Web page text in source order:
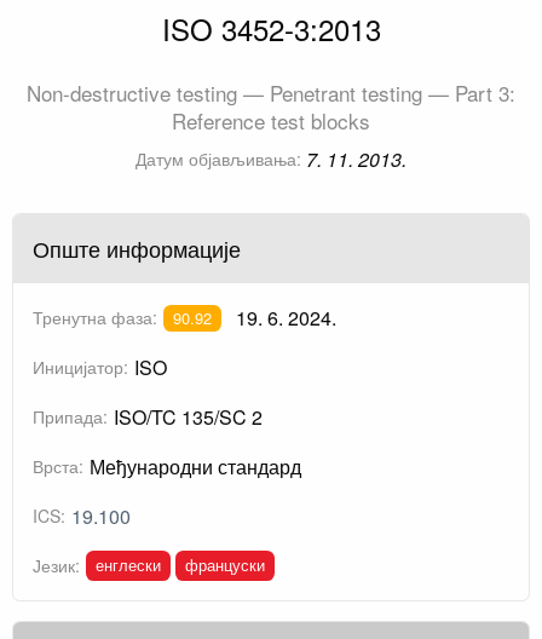
ISO 3452-3:2013
Non-destructive testing — Penetrant testing — Part 3:
Reference test blocks
Датум објављивања: 7. 11. 2013.
Опште информације
Тренутна фаза: 90.92 19. 6. 2024.
Иницијатор: ISO
Припада: ISO/TC 135/SC 2
Врста: Међународни стандард
ICS: 19.100
Језик: енглески француски